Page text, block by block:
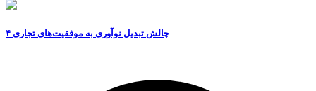
۴ چالش تبدیل نوآوری به موفقیت‌های تجاری